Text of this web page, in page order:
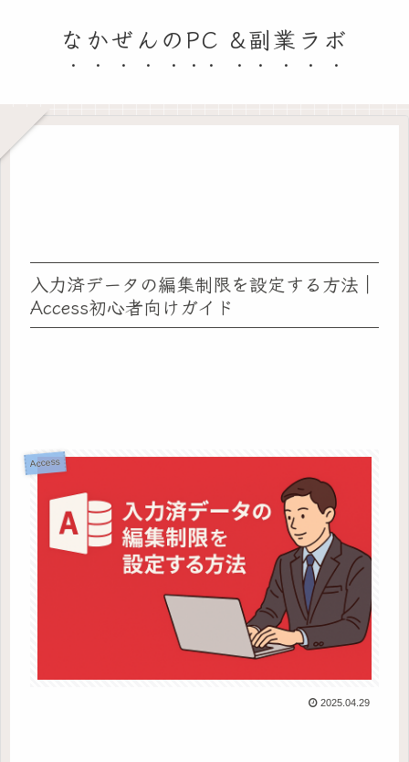
なかぜんのPC &副業ラボ
入力済データの編集制限を設定する方法｜
Access初心者向けガイド
Access
2025.04.29